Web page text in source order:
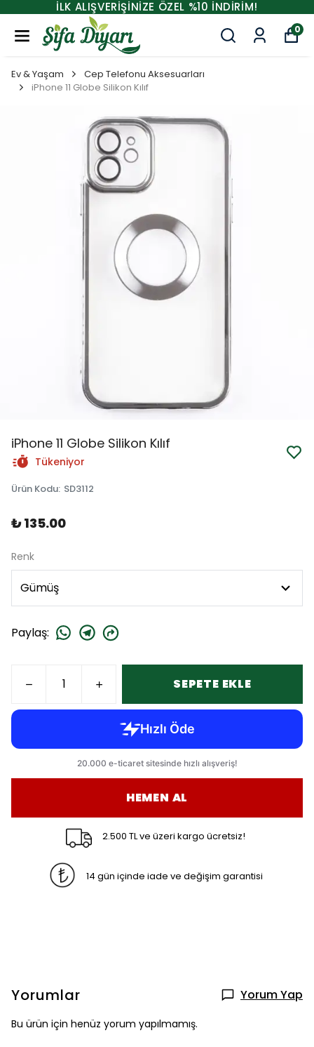
İLK ALIŞVERİŞİNİZE ÖZEL %10 İNDİRİM!
0
Ev & Yaşam
Cep Telefonu Aksesuarları
iPhone 11 Globe Silikon Kılıf
iPhone 11 Globe Silikon Kılıf
Tükeniyor
Ürün Kodu: SD3112
₺ 135.00
Renk
Paylaş:
SEPETE EKLE
HEMEN AL
2.500 TL ve üzeri kargo ücretsiz!
14 gün içinde iade ve değişim garantisi
Yorumlar Yorum Yap
Bu ürün için henüz yorum yapılmamış.